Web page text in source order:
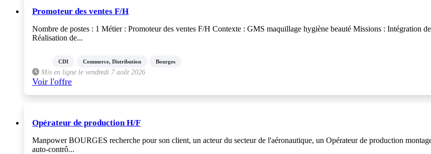
Promoteur des ventes F/H
Nombre de postes : 1 Métier : Promoteur des ventes F/H Contexte : GMS maquillage hygiène beauté Missions : Intégration
Réalisation de...
CDI Commerce, Distribution Bourges
Mis en ligne le vendredi 7 août 2026
Voir l'offre
Opérateur de production H/F
Manpower BOURGES recherche pour son client, un acteur du secteur de l'aéronautique, un Opérateur de production
auto-contrô...